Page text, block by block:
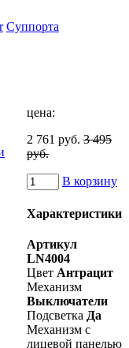
Суппорта
цена:
2 761 руб. 3 495
руб.
В корзину
Характеристики
Артикул
LN4004
Цвет Антрацит
Механизм
Выключатели
Подсветка Да
Механизм с
лицевой панелью